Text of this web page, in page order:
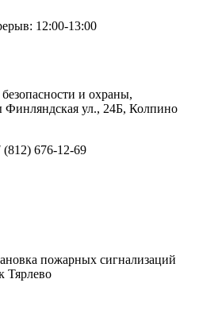
12:00-13:00
и охраны,
Финляндская ул., 24Б, Колпино
676-12-69
пожарных сигнализаций
Тярлево